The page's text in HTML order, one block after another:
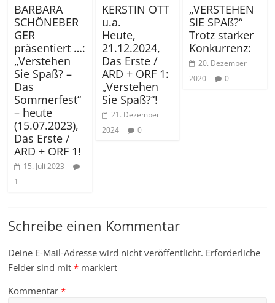
BARBARA
SCHÖNEBER
GER
präsentiert …:
„Verstehen
Sie Spaß? –
Das
Sommerfest“
– heute
(15.07.2023),
Das Erste /
ARD + ORF 1!
15. Juli 2023
1
KERSTIN OTT
u.a.
Heute,
21.12.2024,
Das Erste /
ARD + ORF 1:
„Verstehen
Sie Spaß?“!
21. Dezember
2024
0
„VERSTEHEN
SIE SPAß?“
Trotz starker
Konkurrenz:
20. Dezember
2020
0
Schreibe einen Kommentar
Deine E-Mail-Adresse wird nicht veröffentlicht. Erforderliche
Felder sind mit* markiert
Kommentar*